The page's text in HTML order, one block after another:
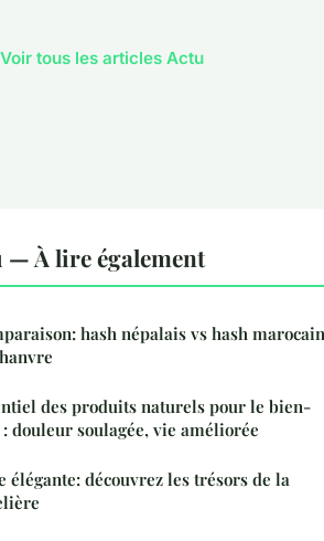
tous les articles Actu
— À lire également
hash népalais vs hash marocain
des produits naturels pour le bien-
douleur soulagée, vie améliorée
élégante: découvrez les trésors de la